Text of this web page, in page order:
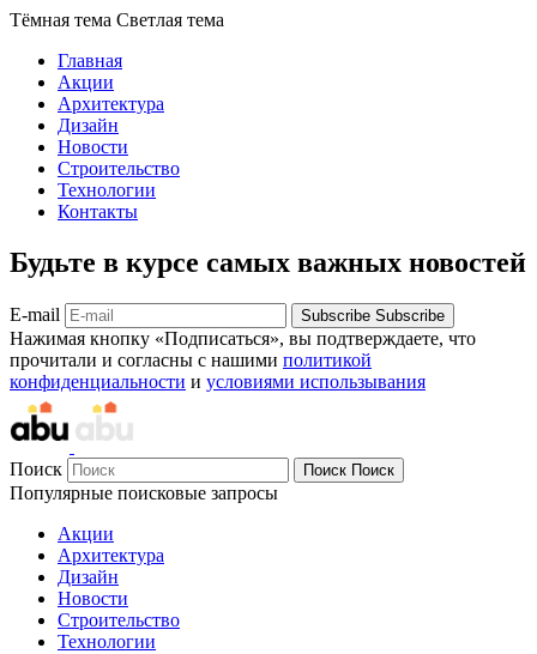
Тёмная тема Светлая тема
Главная
Акции
Архитектура
Дизайн
Новости
Строительство
Технологии
Контакты
Будьте в курсе самых важных новостей
E-mail Subscribe Subscribe
Нажимая кнопку «Подписаться», вы подтверждаете, что
прочитали и согласны с нашими политикой
конфиденциальности и условиями использывания
Поиск Поиск Поиск
Популярные поисковые запросы
Акции
Архитектура
Дизайн
Новости
Строительство
Технологии